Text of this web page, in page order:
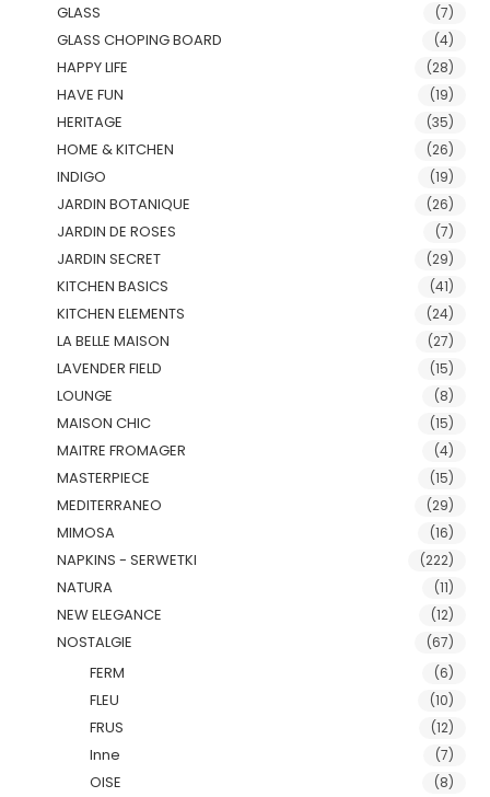
GLASS (7)
GLASS CHOPING BOARD (4)
HAPPY LIFE (28)
HAVE FUN (19)
HERITAGE (35)
HOME & KITCHEN (26)
INDIGO (19)
JARDIN BOTANIQUE (26)
JARDIN DE ROSES (7)
JARDIN SECRET (29)
KITCHEN BASICS (41)
KITCHEN ELEMENTS (24)
LA BELLE MAISON (27)
LAVENDER FIELD (15)
LOUNGE (8)
MAISON CHIC (15)
MAITRE FROMAGER (4)
MASTERPIECE (15)
MEDITERRANEO (29)
MIMOSA (16)
NAPKINS - SERWETKI (222)
NATURA (11)
NEW ELEGANCE (12)
NOSTALGIE (67)
FERM (6)
FLEU (10)
FRUS (12)
Inne (7)
OISE (8)